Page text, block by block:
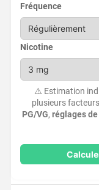
Fréquence
Nicotine
⚠️ Estimation
plusieurs
PG/VG,réglages